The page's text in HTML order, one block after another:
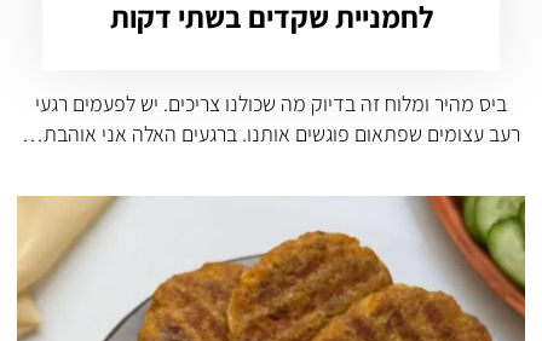
לחמניית שקדים בשתי דקות
ביס מהיר ומלוח זה בדיוק מה שכולנו צריכים. יש לפעמים רגעי
רעב עצומים שפתאום פוגשים אותנו. ברגעים האלה אני אוהבת…